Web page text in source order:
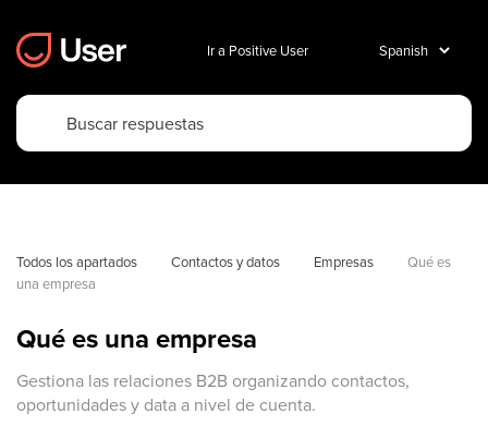
Ir a Positive User
Todos los apartados Contactos y datos Empresas
Qué es
una empresa
Qué es una empresa
Gestiona las relaciones B2B organizando contactos,
oportunidades y data a nivel de cuenta.